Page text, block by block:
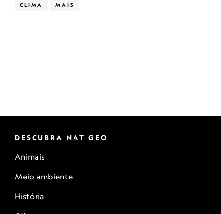
CLIMA MAIS
DESCUBRA NAT GEO
Animais
Meio ambiente
História